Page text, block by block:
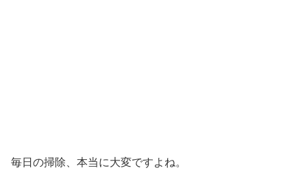
毎日の掃除、本当に大変ですよね。